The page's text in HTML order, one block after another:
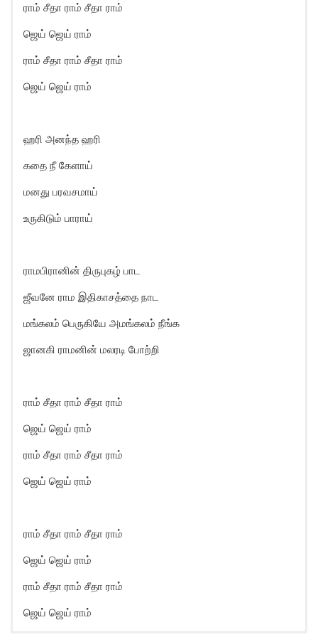
ராம் சீதா ராம் சீதா ராம்
ஜெய் ஜெய் ராம்
ராம் சீதா ராம் சீதா ராம்
ஜெய் ஜெய் ராம்
ஹரி அனந்த ஹரி
கதை நீ கேளாய்
மனது பரவசமாய்
உருகிடும் பாராய்
ராமபிரானின் திருபுகழ் பாட
ஜீவனே ராம இதிகாசத்தை நாட
மங்கலம் பெருகியே அமங்கலம் நீங்க
ஜானகி ராமனின் மலரடி போற்றி
ராம் சீதா ராம் சீதா ராம்
ஜெய் ஜெய் ராம்
ராம் சீதா ராம் சீதா ராம்
ஜெய் ஜெய் ராம்
ராம் சீதா ராம் சீதா ராம்
ஜெய் ஜெய் ராம்
ராம் சீதா ராம் சீதா ராம்
ஜெய் ஜெய் ராம்